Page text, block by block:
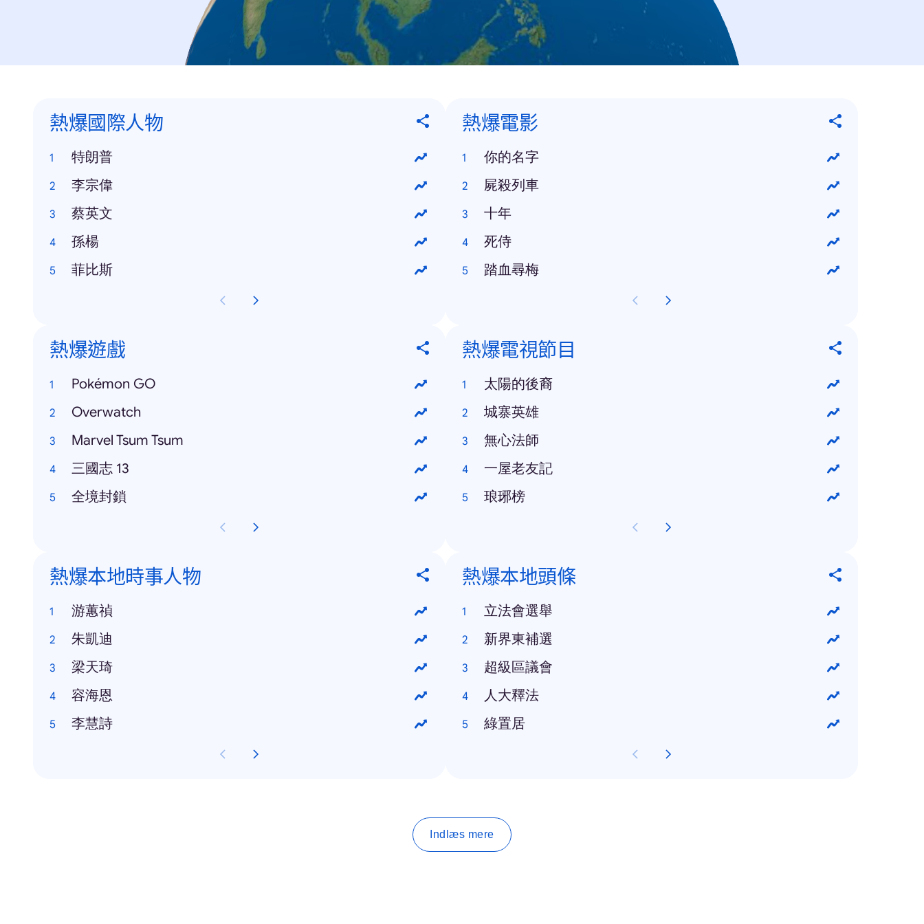
熱爆國際人物
特朗普
李宗偉
蔡英文
孫楊
菲比斯
熱爆電影
你的名字
屍殺列車
十年
死侍
踏血尋梅
熱爆遊戲
Pokémon GO
Overwatch
Marvel Tsum Tsum
三國志 13
全境封鎖
熱爆電視節目
太陽的後裔
城寨英雄
無心法師
一屋老友記
琅琊榜
熱爆本地時事人物
游蕙禎
朱凱迪
梁天琦
容海恩
李慧詩
熱爆本地頭條
立法會選舉
新界東補選
超級區議會
人大釋法
綠置居
Indlæs mere